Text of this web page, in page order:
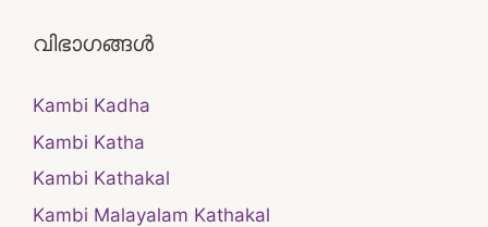
വിഭാഗങ്ങൾ
Kambi Kadha
Kambi Katha
Kambi Kathakal
Kambi Malayalam Kathakal